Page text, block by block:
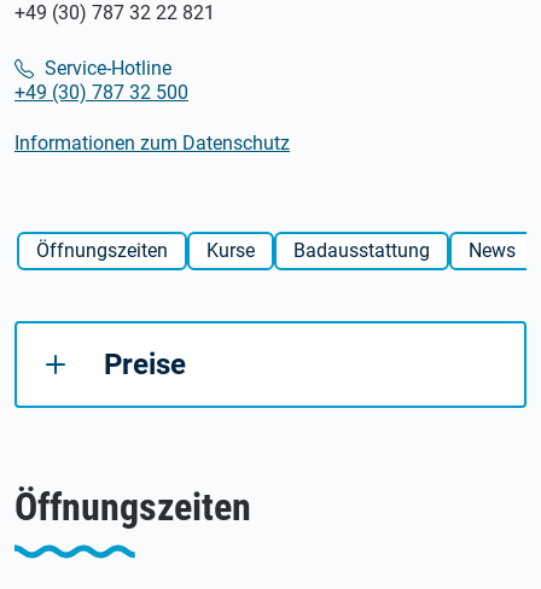
+49 (30) 787 32 22 821
Service-Hotline
+49 (30) 787 32 500
Informationen zum Datenschutz
Öffnungszeiten Kurse Badausstattung News
Preise
Öffnungszeiten